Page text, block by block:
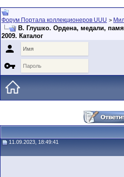
Форум Портала коллекционеров UUU >
В. Глушко. Ордена, медали,
2009. Каталог


11.09.2023, 18:49:41